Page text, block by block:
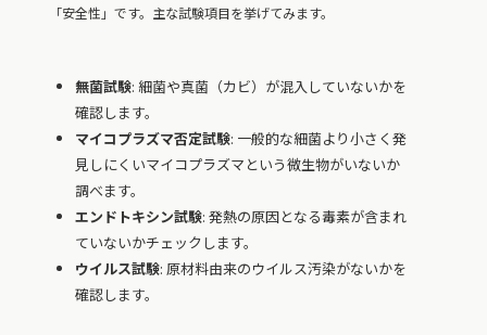
「安全性」です。主な試験項目を挙げてみます。
無菌試験: 細菌や真菌（カビ）が混入していないかを
確認します。
マイコプラズマ否定試験: 一般的な細菌より小さく発
見しにくいマイコプラズマという微生物がいないか
調べます。
エンドトキシン試験: 発熱の原因となる毒素が含まれ
ていないかチェックします。
ウイルス試験: 原材料由来のウイルス汚染がないかを
確認します。